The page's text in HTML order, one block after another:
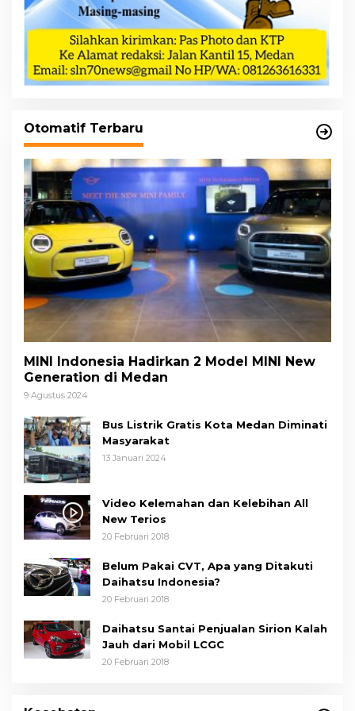
Otomatif Terbaru
MINI Indonesia Hadirkan 2 Model MINI New
Generation di Medan
9 Agustus 2024
Bus Listrik Gratis Kota Medan Diminati
Masyarakat
13 Januari 2024
Video Kelemahan dan Kelebihan All
New Terios
20 Februari 2018
Belum Pakai CVT, Apa yang Ditakuti
Daihatsu Indonesia?
20 Februari 2018
Daihatsu Santai Penjualan Sirion Kalah
Jauh dari Mobil LCGC
20 Februari 2018